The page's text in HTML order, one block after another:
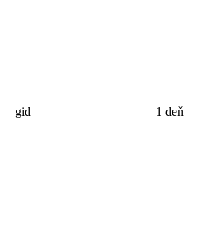
_gid 1 deň